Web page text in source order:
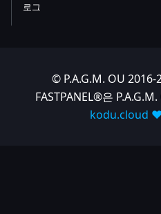
로그
© P.A.G.M. OU 2016-
FASTPANEL®은
kodu.cloud ❤️